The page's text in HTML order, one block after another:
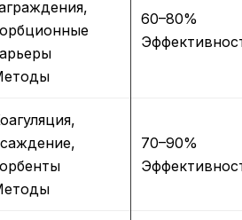
60–80%
70–90%